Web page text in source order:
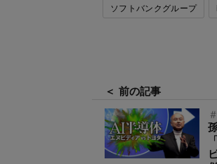
ソフトバンクグループ
＜ 前の記事